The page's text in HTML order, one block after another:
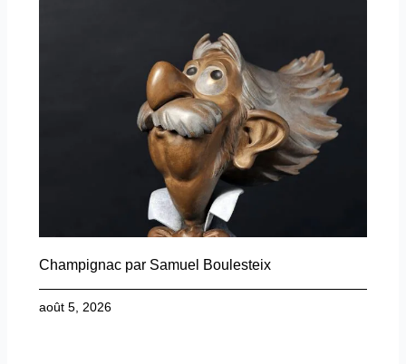
Champignac par Samuel Boulesteix
août 5, 2026